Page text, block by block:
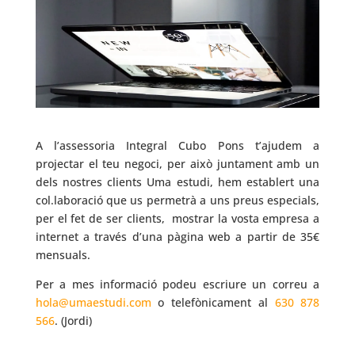
A l’assessoria Integral Cubo Pons t’ajudem a
projectar el teu negoci, per això juntament amb un
dels nostres clients Uma estudi, hem establert una
col.laboració que us permetrà a uns preus especials,
per el fet de ser clients, mostrar la vosta empresa a
internet a través d’una pàgina web a partir de 35€
mensuals.
Per a mes informació podeu escriure un correu a
hola@umaestudi.com o telefònicament al 630 878
566. (Jordi)